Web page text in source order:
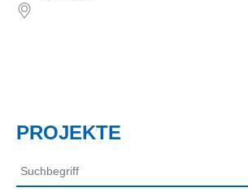
PROJEKTE